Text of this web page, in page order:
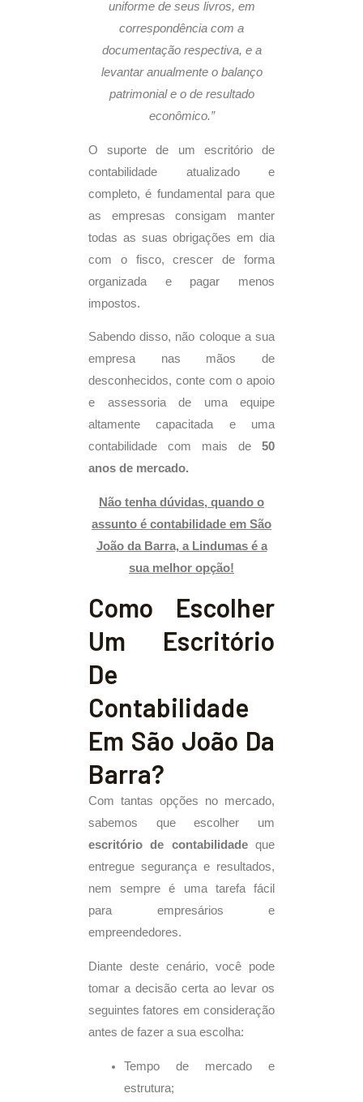
uniforme de seus livros, em
correspondência com a
documentação respectiva, e a
levantar anualmente o balanço
patrimonial e o de resultado
econômico.”
O suporte de um escritório de
contabilidade atualizado e
completo, é fundamental para que
as empresas consigam manter
todas as suas obrigações em dia
com o fisco, crescer de forma
organizada e pagar menos
impostos.
Sabendo disso, não coloque a sua
empresa nas mãos de
desconhecidos, conte com o apoio
e assessoria de uma equipe
altamente capacitada e uma
contabilidade com mais de 50
anos de mercado.
Não tenha dúvidas, quando o
assunto é contabilidade em São
João da Barra, a Lindumas é a
sua melhor opção!
Como Escolher
Um Escritório
De
Contabilidade
Em São João Da
Barra?
Com tantas opções no mercado,
sabemos que escolher um
escritório de contabilidadeque
entregue segurança e resultados,
nem sempre é uma tarefa fácil
para empresários e
empreendedores.
Diante deste cenário, você pode
tomar a decisão certa ao levar os
seguintes fatores em consideração
antes de fazer a sua escolha:
Tempo de mercado e
estrutura;